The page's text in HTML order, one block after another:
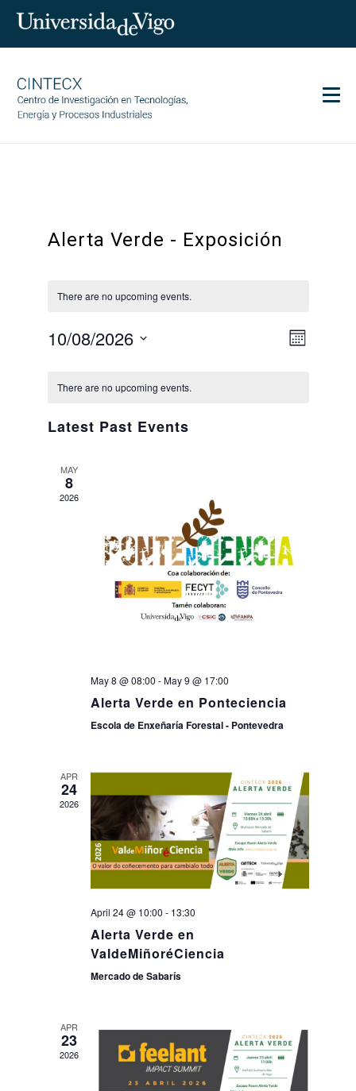
Services
Communication
Search
SearchSEARCH
TwitterInstagram
Alerta Verde - Exposición
There are no upcoming events.
Views
Event
Month
10/08/2026
Calendar
Events
There are no upcoming events.
Latest Past Events
MAY
8
2026
May 8 @ 08:00 -May 9 @ 17:00
Alerta Verde en Ponteciencia
Escola de Enxeñaría Forestal - Pontevedra
APR
24
2026
April 24 @ 10:00 - 13:30
Alerta Verde en
ValdeMiñoréCiencia
Mercado de Sabarís
APR
23
2026